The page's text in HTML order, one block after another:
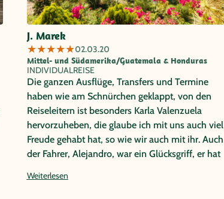
J. Marek
★★★★★02.03.20
Mittel- und Südamerika/Guatemala & Honduras
INDIVIDUALREISE
Die ganzen Ausflüge, Transfers und Termine
haben wie am Schnürchen geklappt, von den
Reiseleitern ist besonders Karla Valenzuela
hervorzuheben, die glaube ich mit uns auch viel
Freude gehabt hat, so wie wir auch mit ihr. Auch
der Fahrer, Alejandro, war ein Glücksgriff, er hat
überpünktlich, freundlich und zuverlässig. Auch
Weiterlesen